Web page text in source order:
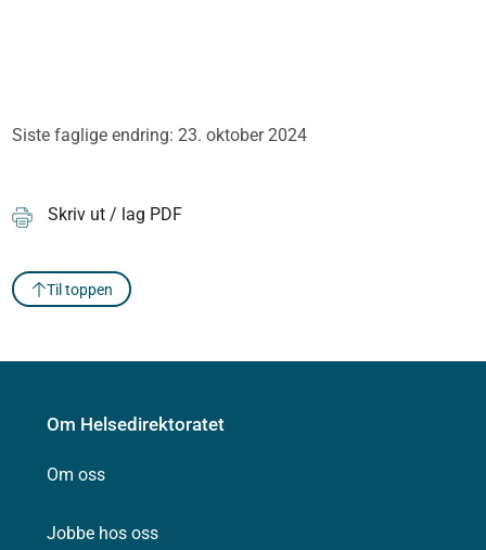
Siste faglige endring: 23. oktober 2024
Skriv ut / lag PDF
Til toppen
Om Helsedirektoratet
Om oss
Jobbe hos oss